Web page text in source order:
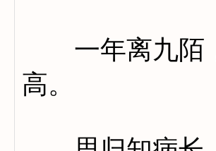
一年离九陌，
高。